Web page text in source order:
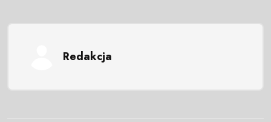
Redakcja